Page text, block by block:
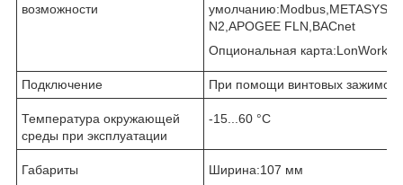
возможности
умолчанию:Modbus,METASYS
N2,APOGEE FLN,BACnet
Опциональная карта:LonWorks
Подключение При помощи винтовых зажимов
Температура окружающей
среды при эксплуатации
-15...60 °C
Габариты
Ширина:107 мм